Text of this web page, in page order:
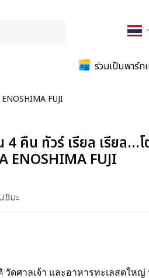
ร่วมเป็นพาร์ท
FUJI
คืน ทัวร์ เรียล เรียล...
ENOSHIMA FUJI
ชิมะ
ดศาลเจ้า และอาหารทะเลสดใหญ่